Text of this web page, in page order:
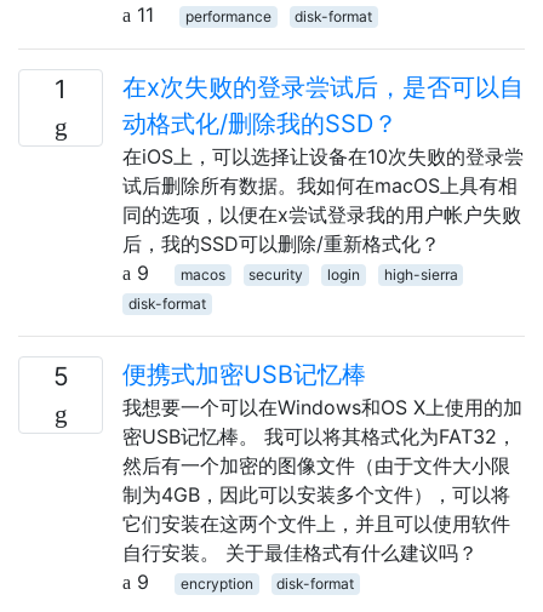
11
performance disk-format
1
在x次失败的登录尝试后，是否可以自
动格式化/删除我的SSD？
在iOS上，可以选择让设备在10次失败的登录尝
试后删除所有数据。我如何在macOS上具有相
同的选项，以便在x尝试登录我的用户帐户失败
后，我的SSD可以删除/重新格式化？
9
macos security login
high-sierra
disk-format
5 便携式加密USB记忆棒
我想要一个可以在Windows和OS X上使用的加
密USB记忆棒。 我可以将其格式化为FAT32，
然后有一个加密的图像文件（由于文件大小限
制为4GB，因此可以安装多个文件），可以将
它们安装在这两个文件上，并且可以使用软件
自行安装。 关于最佳格式有什么建议吗？
9
encryption disk-format